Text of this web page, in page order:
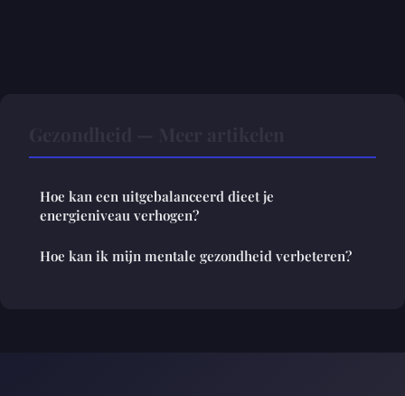
Hoe kan een uitgebalanceerd dieet je
energieniveau verhogen?
Hoe kan ik mijn mentale gezondheid verbeteren?